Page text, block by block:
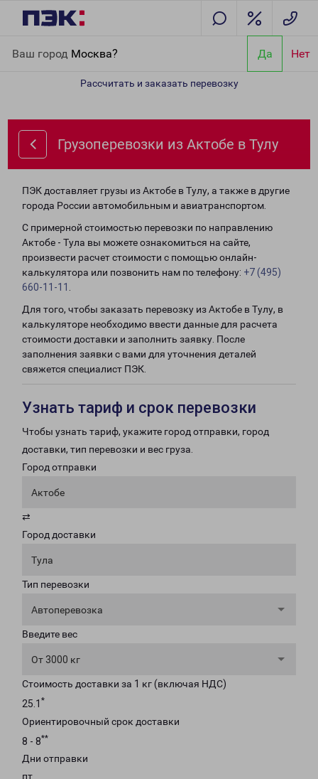
Ваш город Москва? Да Нет
Рассчитать и заказать перевозку
Грузоперевозки из Актобе в Тулу
ПЭК доставляет грузы из Актобе в Тулу, а также в другие
города России автомобильным и авиатранспортом.
С примерной стоимостью перевозки по направлению
Актобе - Тула вы можете ознакомиться на сайте,
произвести расчет стоимости с помощью онлайн-
калькулятора или позвонить нам по телефону: +7 (495)
660-11-11
Для того, чтобы заказать перевозку из Актобе в Тулу, в
калькуляторе необходимо ввести данные для расчета
стоимости доставки и заполнить заявку. После
заполнения заявки с вами для уточнения деталей
свяжется специалист ПЭК.
Узнать тариф и срок перевозки
Чтобы узнать тариф, укажите город отправки, город
доставки, тип перевозки и вес груза.
Город отправки
Актобе
⇄
Город доставки
Тула
Тип перевозки
Автоперевозка
Введите вес
От 3000 кг
Стоимость доставки за 1 кг (включая НДС)
25.1 *
Ориентировочный срок доставки
8 - 8**
Дни отправки
пт